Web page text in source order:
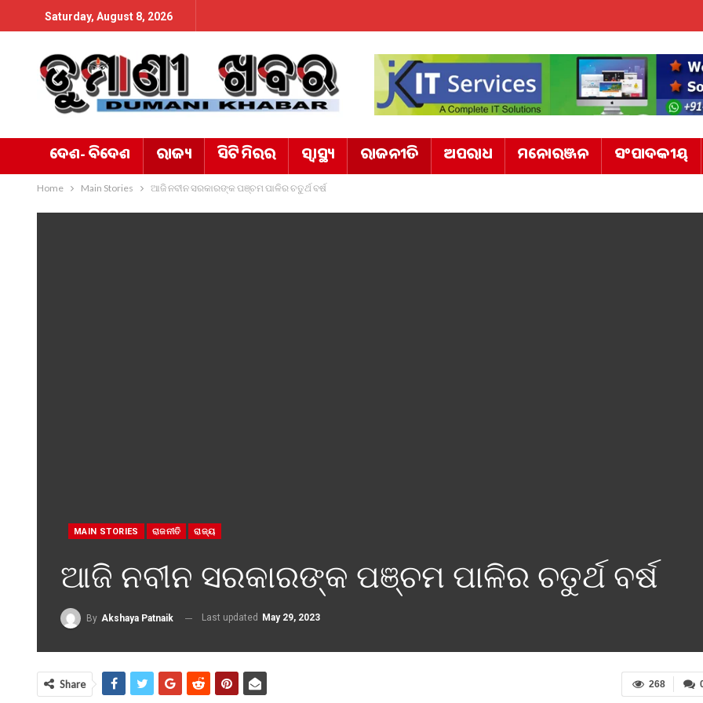
Saturday, August 8, 2026
ଦେଶ- ବିଦେଶ ରାଜ୍ୟ ସିଟି ମିରର ସ୍ୱାସ୍ଥ୍ୟ ରାଜନୀତି ଅପରାଧ ମନୋରଞ୍ଜନ ସଂପାଦକୀୟ
Home Main Stories ଆଜି ନବୀନ ସରକାରଙ୍କ ପଞ୍ଚମ ପାଳିର ଚତୁର୍ଥ ବର୍ଷ
MAIN STORIES ରାଜନୀତି ରାଜ୍ୟ
ଆଜି ନବୀନ ସରକାରଙ୍କ ପଞ୍ଚମ ପାଳିର ଚତୁର୍ଥ ବର୍ଷ
By Akshaya Patnaik Last updated May 29, 2023
268
Share